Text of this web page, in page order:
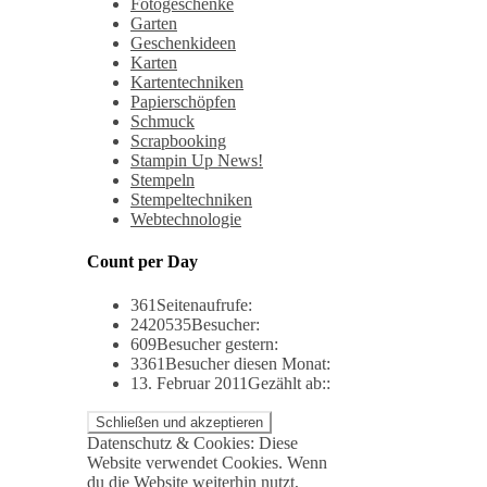
Fotogeschenke
Garten
Geschenkideen
Karten
Kartentechniken
Papierschöpfen
Schmuck
Scrapbooking
Stampin Up News!
Stempeln
Stempeltechniken
Webtechnologie
Count per Day
361 Seitenaufrufe:
2420535Besucher:
609Besucher gestern:
3361Besucher diesen Monat:
13. Februar 2011Gezählt ab::
Datenschutz & Cookies: Diese
Website verwendet Cookies. Wenn
du die Website weiterhin nutzt,